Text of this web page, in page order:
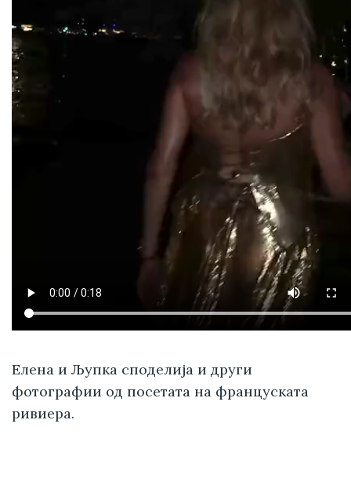
Елена и Љупка споделија и други
фотографии од посетата на француската
ривиера.